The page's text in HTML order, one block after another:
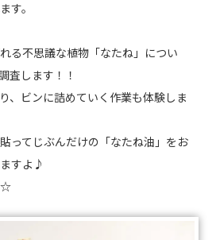
す。
る不思議な植物「なたね」につい
査します！！
、ビンに詰めていく作業も体験しま
ってじぶんだけの「なたね油」をお
すよ♪
☆